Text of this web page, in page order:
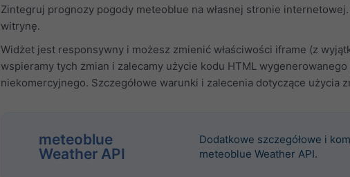
Zintegruj prognozy pogody meteoblue na własnej stronie
witrynę.
Widżet jest responsywny i możesz zmienić właściwości iframe (z
wspieramy tych zmian i zalecamy użycie kodu HTML
niekomercyjnego. Szczegółowe warunki i zalecenia dotyczące użycia
meteoblue
Weather API
Dodatkowe szczegółowe i
meteoblue Weather API.